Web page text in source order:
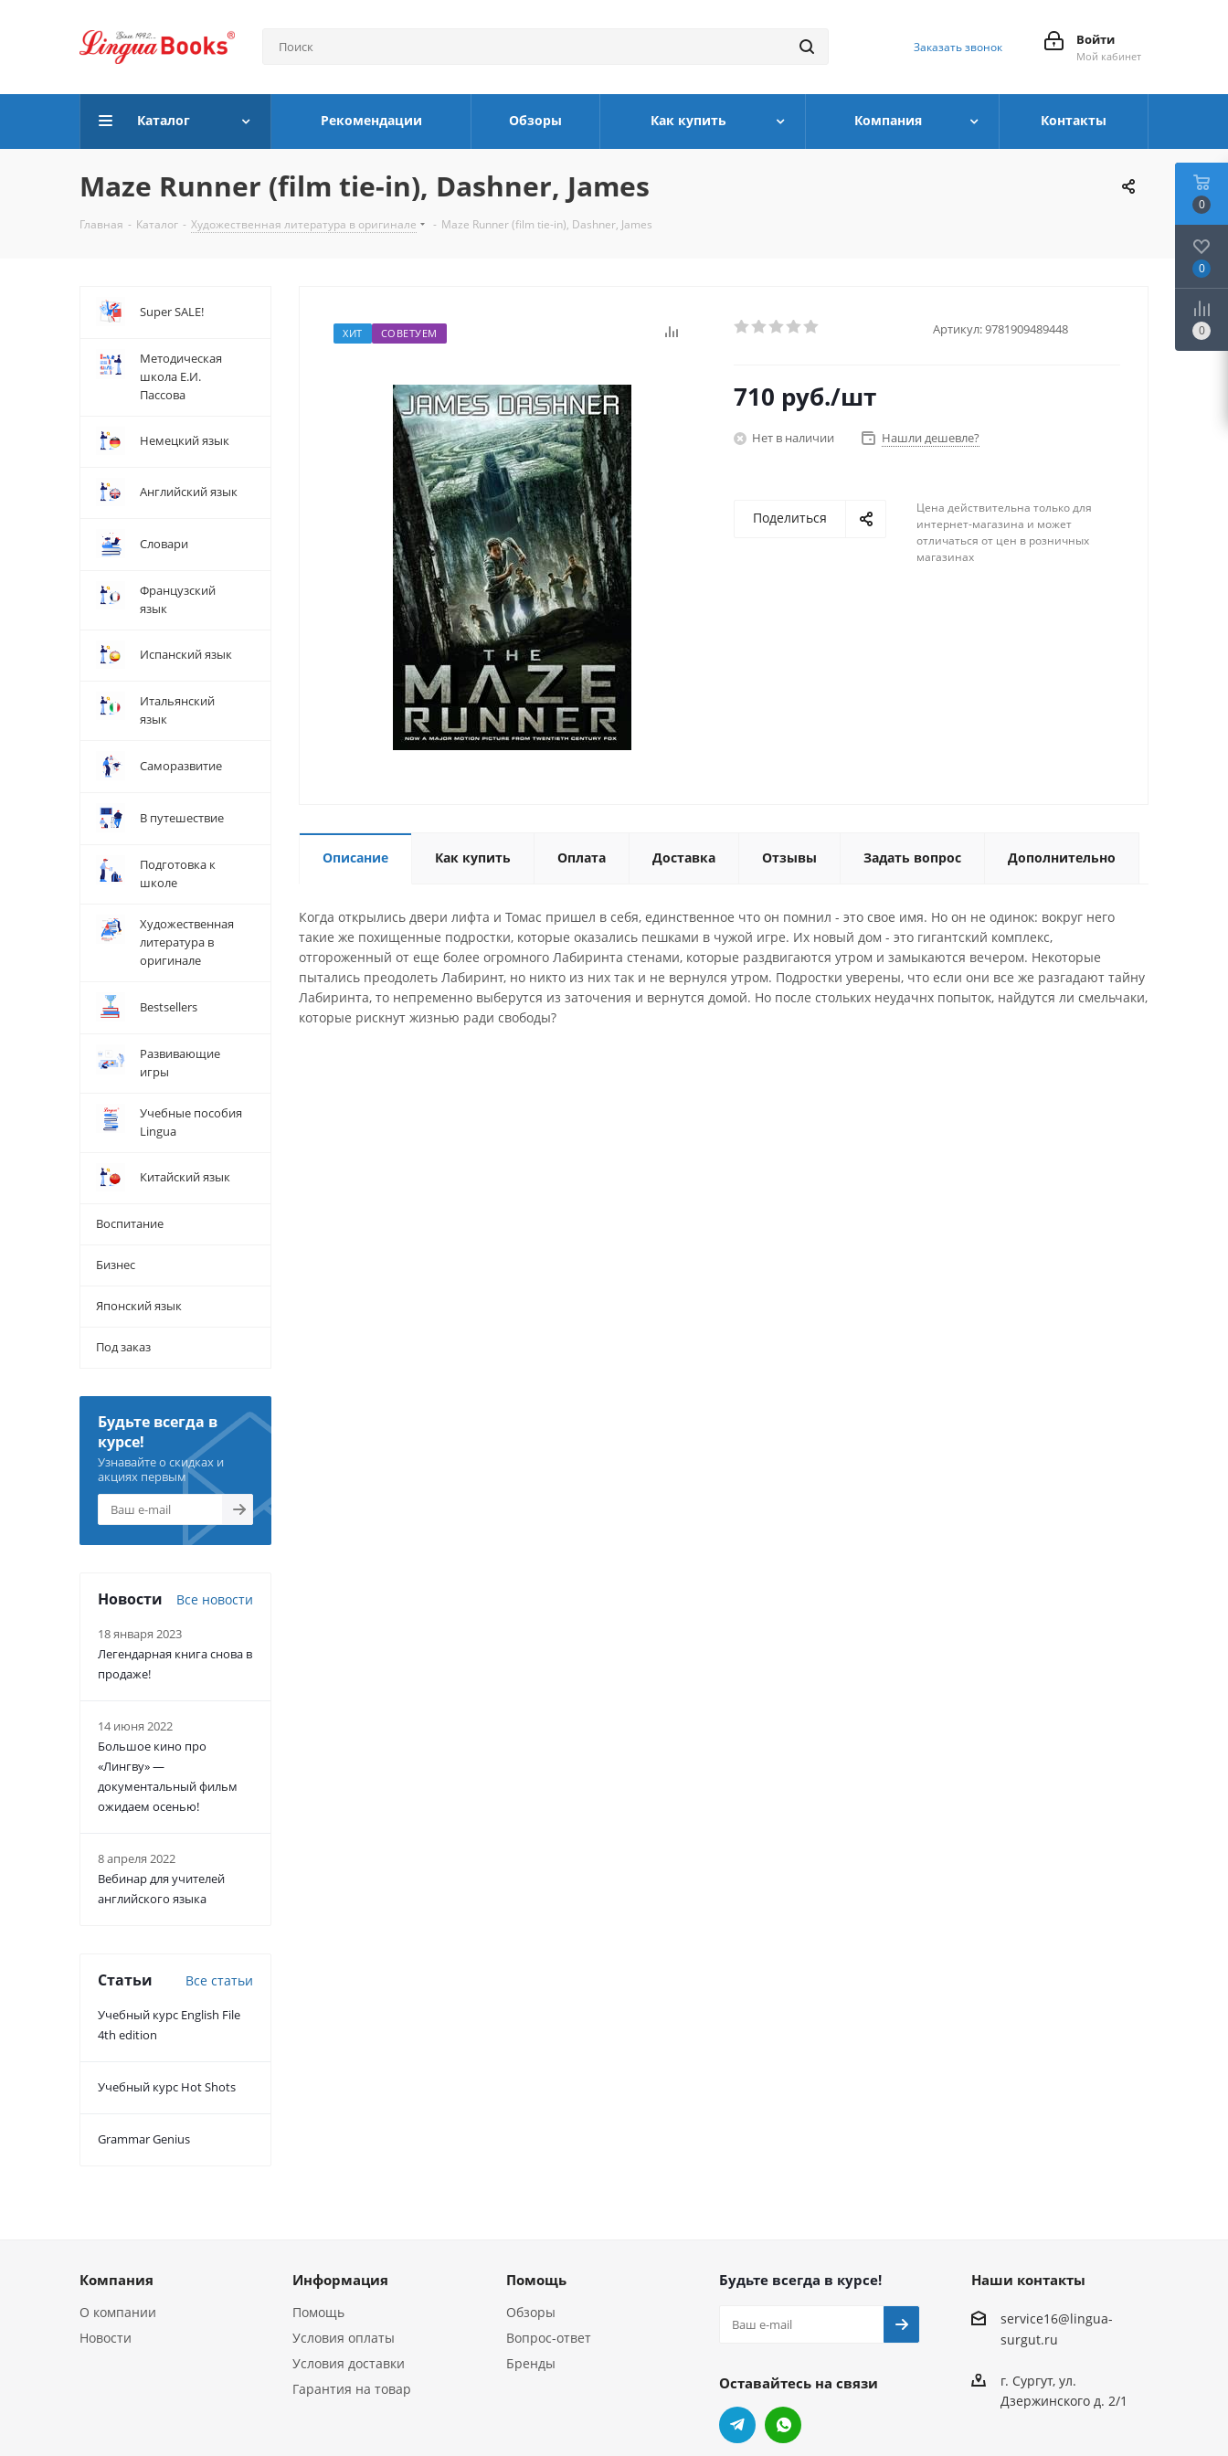
Войти
Мой кабинет
Заказать звонок
Каталог Рекомендации Обзоры Как купить Компания Контакты
Maze Runner (film tie-in), Dashner, James
Главная - Каталог - Художественная литература в оригинале - Maze Runner (film tie-in), Dashner, James
ХИТ СОВЕТУЕМ Артикул:9781909489448
710 руб./шт
Нет в наличии Нашли дешевле?
Поделиться
Цена действительна только для
интернет-магазина и может
отличаться от цен в розничных
магазинах
Описание Как купить Оплата Доставка Отзывы Задать вопрос Дополнительно
Когда открылись двери лифта и Томас пришел в себя, единственное что он помнил - это свое имя. Но он не одинок: вокруг него
такие же похищенные подростки, которые оказались пешками в чужой игре. Их новый дом - это гигантский комплекс,
отгороженный от еще более огромного Лабиринта стенами, которые раздвигаются утром и замыкаются вечером. Некоторые
пытались преодолеть Лабиринт, но никто из них так и не вернулся утром. Подростки уверены, что если они все же разгадают тайну
Лабиринта, то непременно выберутся из заточения и вернутся домой. Но после стольких неудачнх попыток, найдутся ли смельчаки,
которые рискнут жизнью ради свободы?
Super SALE!
Методическая
школа Е.И.
Пассова
Немецкий язык
Английский язык
Словари
Французский
язык
Испанский язык
Итальянский
язык
Саморазвитие
В путешествие
Подготовка к
школе
Художественная
литература в
оригинале
Bestsellers
Развивающие
игры
Учебные пособия
Lingua
Китайский язык
Воспитание
Бизнес
Японский язык
Под заказ
Будьте всегда в
курсе!
Узнавайте о скидках и
акциях первым
Новости Все новости
18 января 2023
Легендарная книга снова в
продаже!
14 июня 2022
Большое кино про
«Лингву» —
документальный фильм
ожидаем осенью!
8 апреля 2022
Вебинар для учителей
английского языка
Статьи Все статьи
Учебный курс English File
4th edition
Учебный курс Hot Shots
Grammar Genius
Компания
О компании
Новости
Информация
Помощь
Условия оплаты
Условия доставки
Гарантия на товар
Помощь
Обзоры
Вопрос-ответ
Бренды
Будьте всегда в курсе!
Оставайтесь на связи
Наши контакты
service16@lingua-
surgut.ru
г. Сургут,ул.
Дзержинского д. 2/1
0
0
0